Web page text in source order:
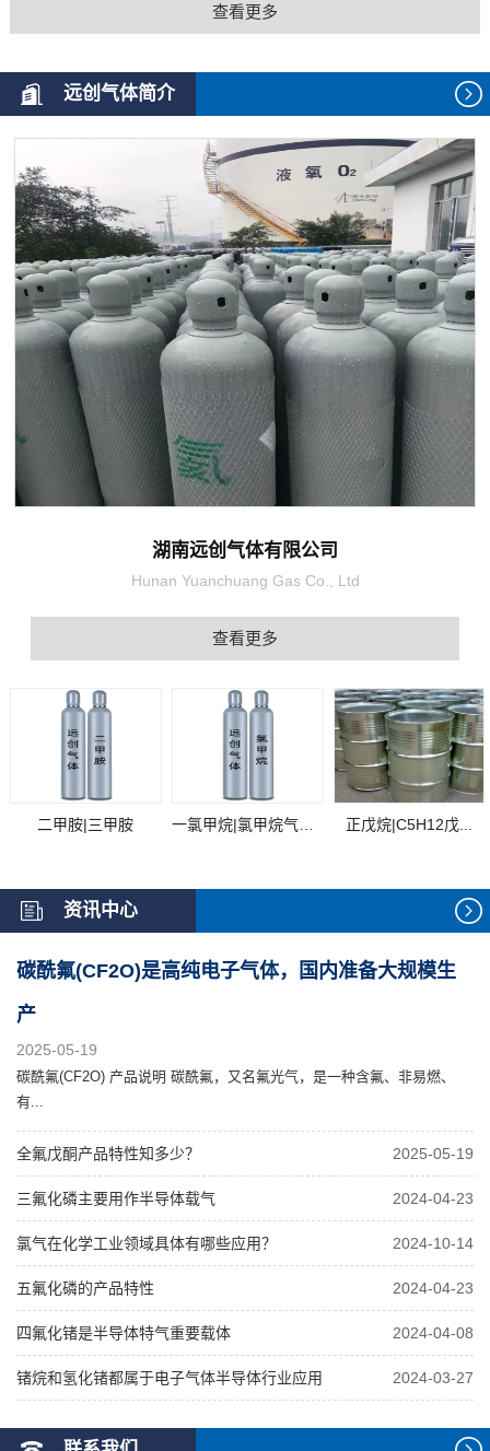
查看更多
远创气体简介
湖南远创气体有限公司
Hunan Yuanchuang Gas Co., Ltd
查看更多
二甲胺|三甲胺 正戊烷|C5H12戊...
资讯中心
碳酰氟(CF2O)是高纯电子气体，国内准备大规模生
产
2025-05-19
碳酰氟(CF2O) 产品说明 碳酰氟，又名氟光气，是一种含氟、非易燃、
有...
全氟戊酮产品特性知多少？ 2025-05-19
三氟化磷主要用作半导体载气 2024-04-23
氯气在化学工业领域具体有哪些应用？ 2024-10-14
五氟化磷的产品特性 2024-04-23
四氟化锗是半导体特气重要载体 2024-04-08
锗烷和氢化锗都属于电子气体半导体行业应用 2024-03-27